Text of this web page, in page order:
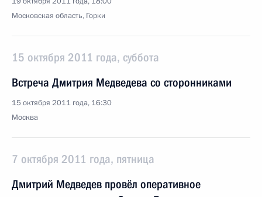
Московская область, Горки
15 октября 2011 года, суббота
Встреча Дмитрия Медведева со сторонниками
15 октября 2011 года, 16:30
Москва
7 октября 2011 года, пятница
Дмитрий Медведев провёл оперативное